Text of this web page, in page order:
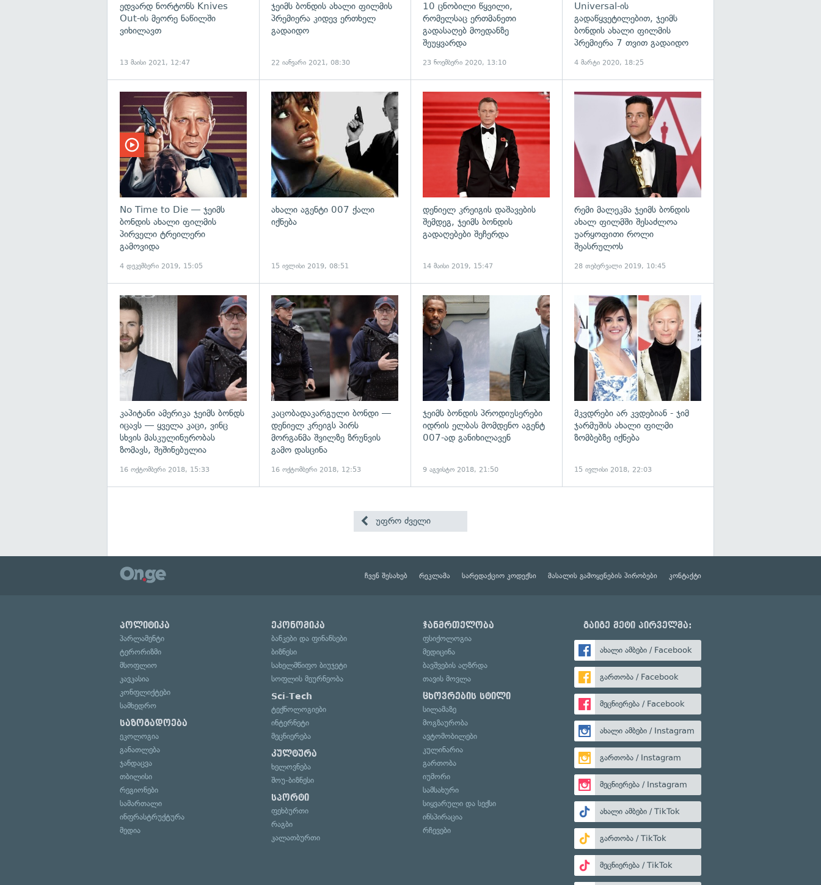
ედვარდ ნორტონს Knives
Out-ის მეორე ნაწილში
ვიხილავთ
13 მაისი 2021, 12:47
ჯეიმს ბონდის ახალი ფილმის
პრემიერა კიდევ ერთხელ
გადაიდო
22 იანვარი 2021, 08:30
10 ცნობილი წყვილი,
რომელსაც ერთმანეთი
გადასაღებ მოედანზე
შეუყვარდა
23 ნოემბერი 2020, 13:10
Universal-ის
გადაწყვეტილებით, ჯეიმს
ბონდის ახალი ფილმის
პრემიერა 7 თვით გადაიდო
4 მარტი 2020, 18:25
No Time to Die — ჯეიმს
ბონდის ახალი ფილმის
პირველი ტრეილერი
გამოვიდა
4 დეკემბერი 2019, 15:05
გადახედვა
ახალი აგენტი 007 ქალი
იქნება
15 ივლისი 2019, 08:51
დენიელ კრეიგის დაშავების
შემდეგ, ჯეიმს ბონდის
გადაღებები შეჩერდა
14 მაისი 2019, 15:47
რემი მალეკმა ჯეიმს ბონდის
ახალ ფილმში შესაძლოა
უარყოფითი როლი
შეასრულოს
28 თებერვალი 2019, 10:45
გადახედვა
კაპიტანი ამერიკა ჯეიმს ბონდს
იცავს — ყველა კაცი, ვინც
სხვის მასკულინურობას
ზომავს, შეშინებულია
16 ოქტომბერი 2018, 15:33
გადახედვა
კაცობადაკარგული ბონდი —
დენიელ კრეიგს პირს
მორგანმა შვილზე ზრუნვის
გამო დასცინა
16 ოქტომბერი 2018, 12:53
გადახედვა
ჯეიმს ბონდის პროდიუსერები
იდრის ელბას მომდენო აგენტ
007-ად განიხილავენ
9 აგვისტო 2018, 21:50
მკვდრები არ კვდებიან - ჯიმ
ჯარმუშის ახალი ფილმი
ზომბებზე იქნება
15 ივლისი 2018, 22:03
უფრო ძველი
ჩვენ შესახებ რეკლამა სარედაქციო კოდექსი მასალის გამოყენების პირობები კონტაქტი
პოლიტიკა
პარლამენტი
ტერორიზმი
მსოფლიო
კავკასია
კონფლიქტები
სამხედრო
საზოგადოება
ეკოლოგია
განათლება
ჯანდაცვა
თბილისი
რეგიონები
სამართალი
ინფრასტრუქტურა
მედია
ეკონომიკა
ბანკები და ფინანსები
ბიზნესი
სახელმწიფო ბიუჯეტი
სოფლის მეურნეობა
Sci-Tech
ტექნოლოგიები
ინტერნეტი
მეცნიერება
კულტურა
ხელოვნება
შოუ-ბიზნესი
სპორტი
ფეხბურთი
რაგბი
კალათბურთი
ჯანმრთელობა
ფსიქოლოგია
მედიცინა
ბავშვების აღზრდა
თავის მოვლა
ცხოვრების სტილი
სილამაზე
მოგზაურობა
ავტომობილები
კულინარია
გართობა
იუმორი
სამსახური
სიყვარული და სექსი
ინსპირაცია
რჩევები
გაიგე მეტი პირველმა:
ახალი ამბები / Facebook
გართობა / Facebook
მეცნიერება / Facebook
ახალი ამბები / Instagram
გართობა / Instagram
მეცნიერება / Instagram
ახალი ამბები / TikTok
გართობა / TikTok
მეცნიერება / TikTok